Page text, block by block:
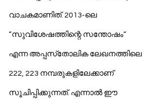
വാചകമാണിത്. 2013-ലെ
”സുവിശേഷത്തിന്റെ സന്തോഷം”
എന്ന അപ്പസ്‌തോലിക ലേഖനത്തിലെ
222, 223 നമ്പരുകളിലേക്കാണ്
സൂചിപ്പിക്കുന്നത്. എന്നാല്‍ ഈ